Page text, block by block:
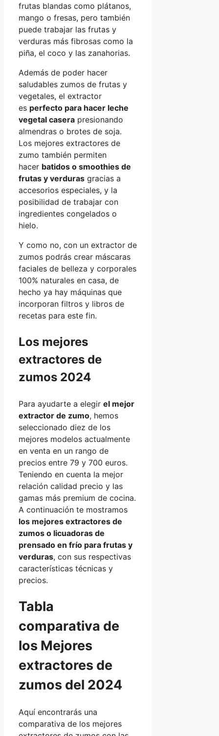
frutas blandas como plátanos,
mango o fresas, pero también
puede trabajar las frutas y
verduras más fibrosas como la
piña, el coco y las zanahorias.
Además de poder hacer
saludables zumos de frutas y
vegetales, el extractor
es perfecto para hacer leche
vegetal casera presionando
almendras o brotes de soja.
Los mejores extractores de
zumo también permiten
hacer batidos o smoothies de
frutas y verduras gracias a
accesorios especiales, y la
posibilidad de trabajar con
ingredientes congelados o
hielo.
Y como no, con un extractor de
zumos podrás crear máscaras
faciales de belleza y corporales
100% naturales en casa, de
hecho ya hay máquinas que
incorporan filtros y libros de
recetas para este fin.
Los mejores
extractores de
zumos 2024
Para ayudarte a elegir el mejor
extractor de zumo, hemos
seleccionado diez de los
mejores modelos actualmente
en venta en un rango de
precios entre 79 y 700 euros.
Teniendo en cuenta la mejor
relación calidad precio y las
gamas más premium de cocina.
A continuación te mostramos
los mejores extractores de
zumos o licuadoras de
prensado en frío para frutas y
verduras, con sus respectivas
características técnicas y
precios.
Tabla
comparativa de
los Mejores
extractores de
zumos del 2024
Aquí encontrarás una
comparativa de los mejores